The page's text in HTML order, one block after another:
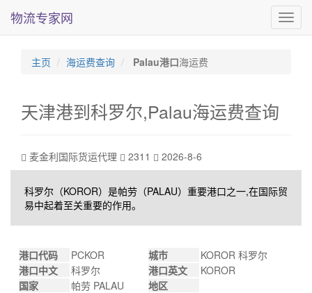
海
运
物流专家网
主页 海运费查询 Palau港口海运费
天津港到科罗尔,Palau海运费查询
麦金利国际货运代理 2311 2026-8-6
科罗尔（KOROR）是帕劳（PALAU）重要港口之一,在国际贸
易中起着至关重要的作用。
港口代码 PCKOR 城市
KOROR 科罗尔
港口中文
科罗尔 港口英文
KOROR
国家
帕劳 PALAU
地区